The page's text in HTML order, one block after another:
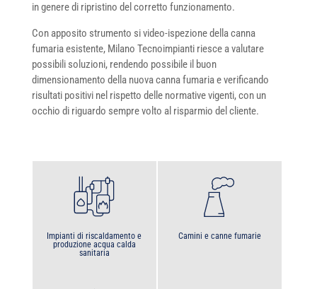
in genere di ripristino del corretto funzionamento.
Con apposito strumento si video-ispezione della canna
fumaria esistente, Milano Tecnoimpianti riesce a valutare
possibili soluzioni, rendendo possibile il buon
dimensionamento della nuova canna fumaria e verificando
risultati positivi nel rispetto delle normative vigenti, con un
occhio di riguardo sempre volto al risparmio del cliente.
Impianti di riscaldamento e
produzione acqua calda
sanitaria
Camini e canne fumarie